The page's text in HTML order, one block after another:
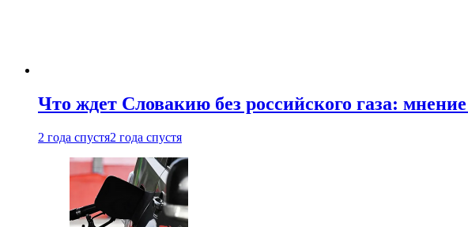
Что ждет Словакию без российского газа: мнение
2 года спустя2 года спустя